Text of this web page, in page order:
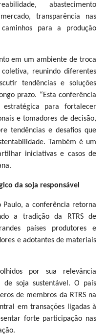
abastecimento
transparência nas
para a produção
em um ambiente de troca
reunindo diferentes
tendências e soluções
prazo. “Esta conferência
estratégica para fortalecer
e tomadores de decisão,
tendências e desafios que
Também é um
iniciativas e casos de
da soja responsável
Paulo, a conferência retorna
a tradição da RTRS de
países produtores e
e adotantes de materiais
por sua relevância
soja sustentável. O país
de membros da RTRS na
em transações ligadas à
forte participação nas